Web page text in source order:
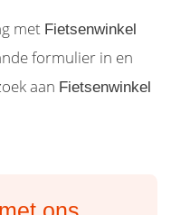
met Fietsenwinkel
formulier in en
aan Fietsenwinkel